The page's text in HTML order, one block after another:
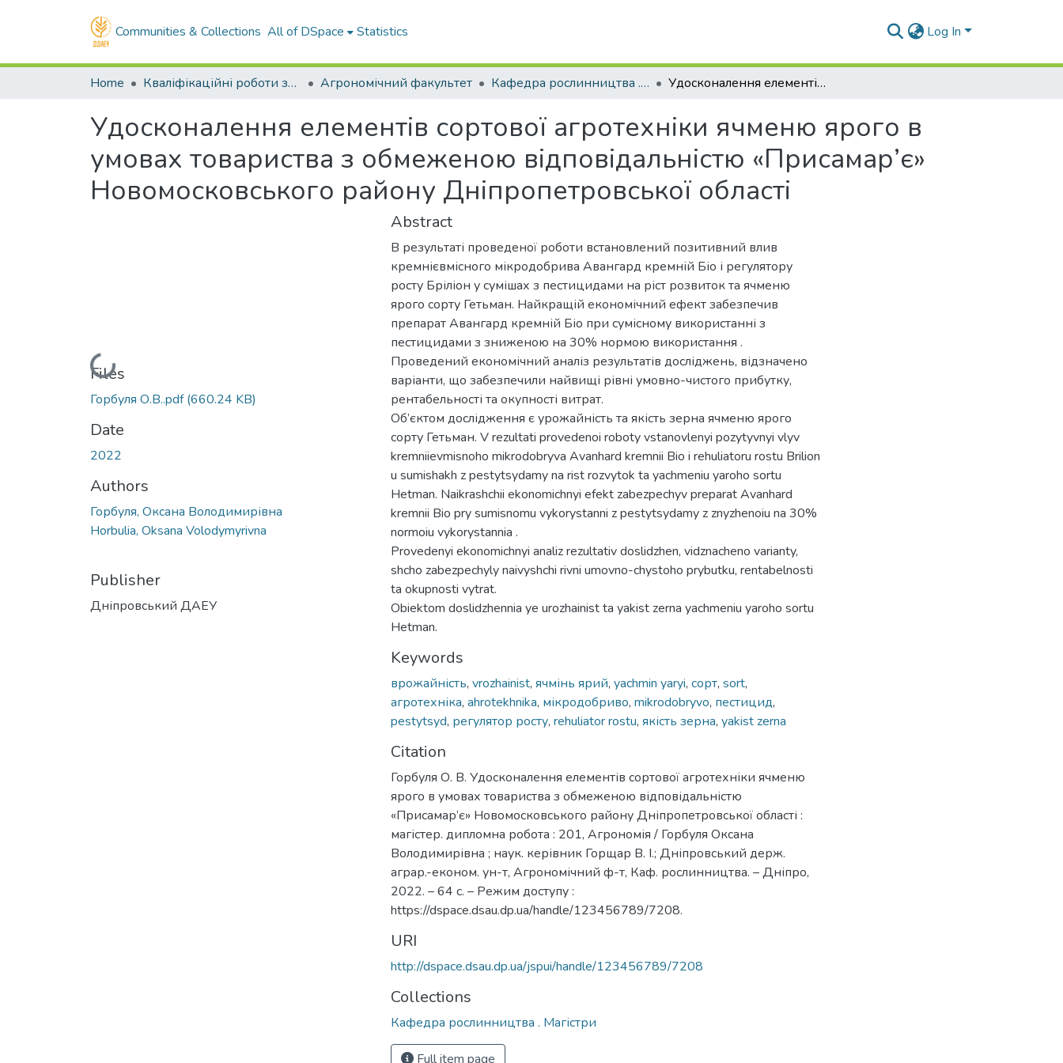
Communities & Collections All of DSpace Statistics Log In
Home Кваліфікаційні роботи здобувачів вищої освіти Агрономічний факультет Кафедра рослинництва . Магістри Удосконалення елементів сортової агротехніки ячменю ярого в умовах товариства з обмеженою відповідальністю «Присамар’є» Новомосковського району Дніпропетровської області
Удосконалення елементів сортової агротехніки ячменю ярого в
умовах товариства з обмеженою відповідальністю «Присамар’є»
Новомосковського району Дніпропетровської області
Loading...
Files
Горбуля О.В..pdf(660.24 KB)
Date
2022
Authors
Горбуля, Оксана Володимирівна
Horbulia, Oksana Volodymyrivna
Publisher
Дніпровський ДАЕУ
Abstract
В результаті проведеної роботи встановлений позитивний влив
кремнієвмісного мікродобрива Авангард кремній Біо і регулятору
росту Бріліон у сумішах з пестицидами на ріст розвиток та ячменю
ярого сорту Гетьман. Найкращій економічний ефект забезпечив
препарат Авангард кремній Біо при сумісному використанні з
пестицидами з зниженою на 30% нормою використання .
Проведений економічний аналіз результатів досліджень, відзначено
варіанти, що забезпечили найвищі рівні умовно-чистого прибутку,
рентабельності та окупності витрат.
Об’єктом дослідження є урожайність та якість зерна ячменю ярого
сорту Гетьман. V rezultati provedenoi roboty vstanovlenyi pozytyvnyi vlyv
kremniievmisnoho mikrodobryva Avanhard kremnii Bio i rehuliatoru rostu Brilion
u sumishakh z pestytsydamy na rist rozvytok ta yachmeniu yaroho sortu
Hetman. Naikrashchii ekonomichnyi efekt zabezpechyv preparat Avanhard
kremnii Bio pry sumisnomu vykorystanni z pestytsydamy z znyzhenoiu na 30%
normoiu vykorystannia .
Provedenyi ekonomichnyi analiz rezultativ doslidzhen, vidznacheno varianty,
shcho zabezpechyly naivyshchi rivni umovno-chystoho prybutku, rentabelnosti
ta okupnosti vytrat.
Obiektom doslidzhennia ye urozhainist ta yakist zerna yachmeniu yaroho sortu
Hetman.
Keywords
врожайність, vrozhainist, ячмінь ярий, yachmin yaryi, сорт, sort,
агротехніка, ahrotekhnika, мікродобриво, mikrodobryvo, пестицид,
pestytsyd, регулятор росту, rehuliator rostu, якість зерна, yakist zerna
Citation
Горбуля О. В. Удосконалення елементів сортової агротехніки ячменю
ярого в умовах товариства з обмеженою відповідальністю
«Присамар’є» Новомосковського району Дніпропетровської області :
магістер. дипломна робота : 201, Агрономія / Горбуля Оксана
Володимирівна ; наук. керівник Горщар В. І.; Дніпровський держ.
аграр.-економ. ун-т, Агрономічний ф-т, Каф. рослинництва. – Дніпро,
2022. – 64 с. – Режим доступу :
https://dspace.dsau.dp.ua/handle/123456789/7208.
URI
http://dspace.dsau.dp.ua/jspui/handle/123456789/7208
Collections
Кафедра рослинництва . Магістри
Full item page